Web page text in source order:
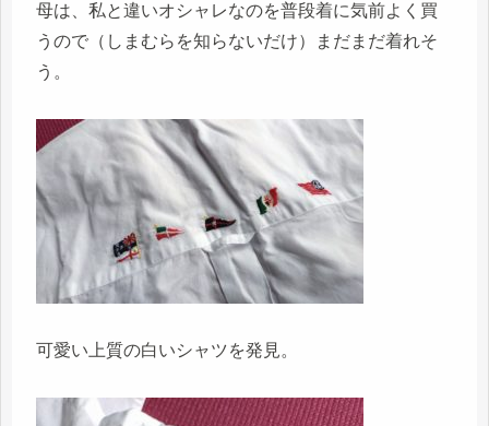
母は、私と違いオシャレなのを普段着に気前よく買
うので（しまむらを知らないだけ）まだまだ着れそ
う。
可愛い上質の白いシャツを発見。